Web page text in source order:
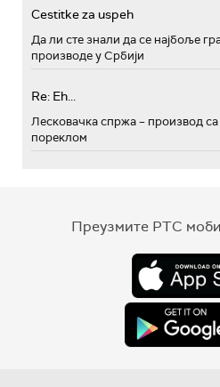
Cestitke za uspeh
Да ли сте знали да се најбоље
производе у Србији
Re: Eh...
Лесковачка спржа – производ
пореклом
Преузмите РТС